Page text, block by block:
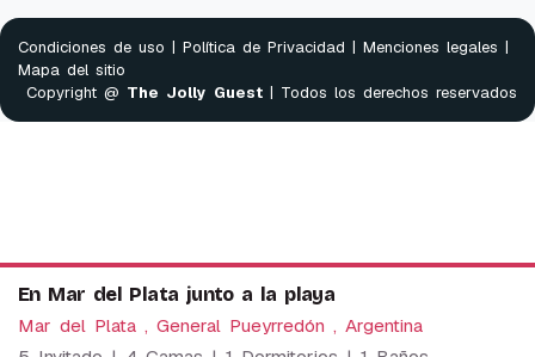
En Mar del Plata junto a la playa
Mar del Plata , General Pueyrredón , Argentina
Condiciones de uso | Política de Privacidad | Menciones legales |
Mapa del sitio
Copyright @ The Jolly Guest | Todos los derechos reservados